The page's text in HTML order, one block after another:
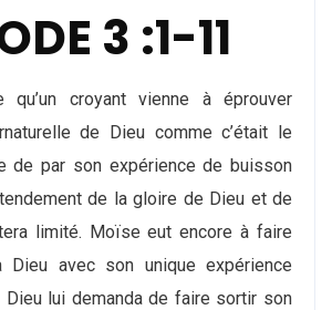
3 :1-11
qu’un croyant vienne à éprouver
de Dieu comme c’était le
de par son expérience de buisson
de la gloire de Dieu et de
limité. Moïse eut encore à faire
avec son unique expérience
Dieu lui demanda de faire sortir son